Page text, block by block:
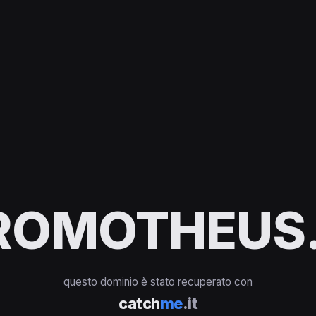
questo dominio è stato recuperato con
catchme.it